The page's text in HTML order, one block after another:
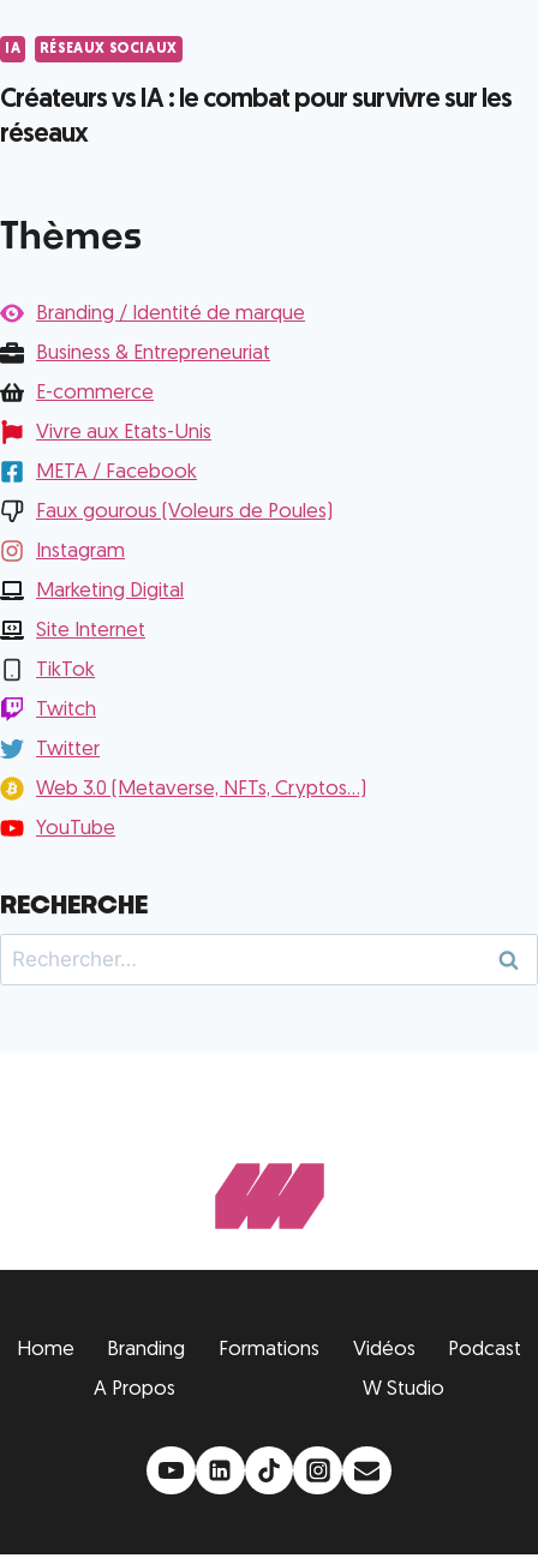
IA RÉSEAUX SOCIAUX
Créateurs vs IA : le combat pour survivre sur les
réseaux
Thèmes
Branding / Identité de marque
Business & Entrepreneuriat
E-commerce
Vivre aux Etats-Unis
META / Facebook
Faux gourous (Voleurs de Poules)
Instagram
Marketing Digital
Site Internet
TikTok
Twitch
Twitter
Web 3.0 (Metaverse, NFTs, Cryptos...)
YouTube
RECHERCHE
Home Branding Formations Vidéos
Podcast
A Propos
W Studio